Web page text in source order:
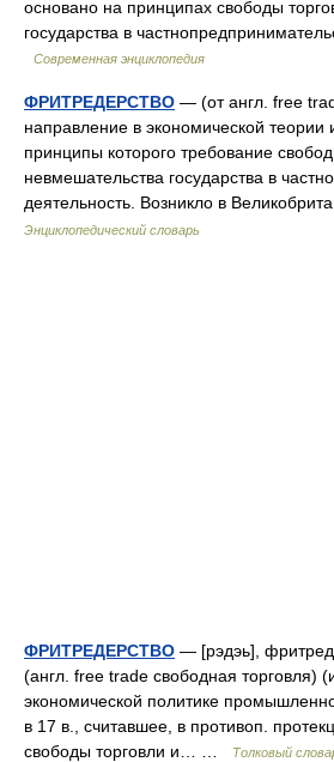
основано на принципах свободы
государства в
Современная энциклопедия
ФРИТРЕДЕРСТВО — (от англ. free
направление в экономической теории
принципы которого требование
невмешательства государства в
деятельность. Возникло в
Энциклопедический словарь
ФРИТРЕДЕРСТВО — [рэдэь],
(англ. free trade свободная торговля)
экономической политике
в 17 в., считавшее, в противоп.
свободы торговли и… …
Толковый